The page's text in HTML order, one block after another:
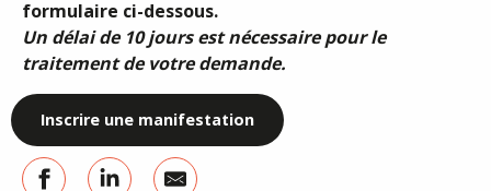
formulaire ci-dessous.
Un délai de 10 jours est nécessaire pour le
traitement de votre demande.
Inscrire une manifestation